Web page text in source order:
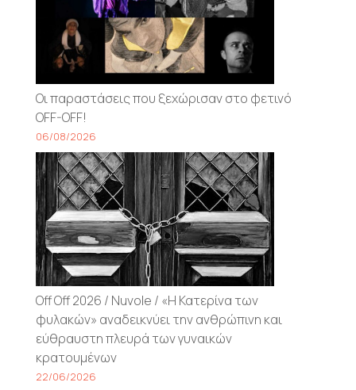
Οι παραστάσεις που ξεχώρισαν στο φετινό
OFF-OFF!
06/08/2026
Off Off 2026 / Nuvole / «Η Κατερίνα των
φυλακών» αναδεικνύει την ανθρώπινη και
εύθραυστη πλευρά των γυναικών
κρατουμένων
22/06/2026